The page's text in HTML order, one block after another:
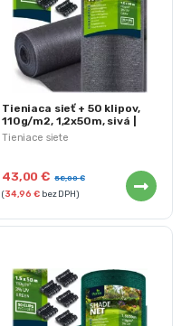
Tieniace siete
Tieniaca sieť + 50 klipov,
110g/m2, 1,2x50m, sivá |
Plonos
43,00€ 58,00€
(34,96€bez DPH)